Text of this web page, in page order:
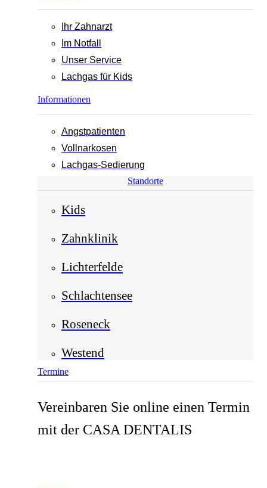
Ihr Zahnarzt
Im Notfall
Unser Service
Lachgas für Kids
Informationen
Angstpatienten
Vollnarkosen
Lachgas-Sedierung
Standorte
Kids
Zahnklinik
Lichterfelde
Schlachtensee
Roseneck
Westend
Termine
Vereinbaren Sie online einen Termin
mit der CASA DENTALIS